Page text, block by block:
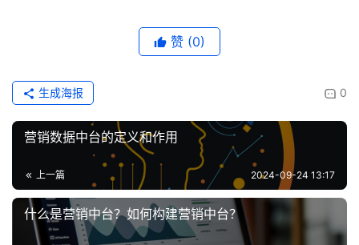
赞 (0)
0
生成海报
营销数据中台的定义和作用
上一篇 2024-09-24 13:17
什么是营销中台？如何构建营销中台？